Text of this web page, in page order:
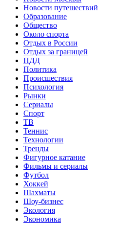
Новости путешествий
Образование
Общество
Около спорта
Отдых в России
Отдых за границей
ПДД
Политика
Происшествия
Психология
Рынки
Сериалы
Спорт
ТВ
Теннис
Технологии
Тренды
Фигурное катание
Фильмы и сериалы
Футбол
Хоккей
Шахматы
Шоу-бизнес
Экология
Экономика